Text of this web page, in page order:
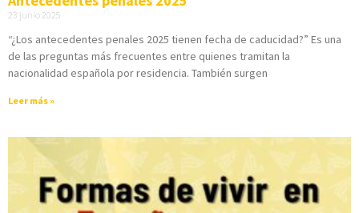
23 junio 2025
“¿Los antecedentes penales 2025 tienen fecha de caducidad?” Es una
de las preguntas más frecuentes entre quienes tramitan la
nacionalidad española por residencia. También surgen
Leer más »